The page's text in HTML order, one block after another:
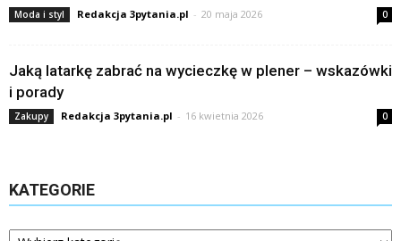
Moda i styl Redakcja 3pytania.pl - 20 maja 2026 0
Jaką latarkę zabrać na wycieczkę w plener – wskazówki
i porady
Zakupy Redakcja 3pytania.pl - 16 kwietnia 2026 0
KATEGORIE
Kategorie